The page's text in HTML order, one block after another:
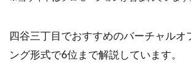
四谷三丁目でおすすめのバーチャルオ
ング形式で6位まで解説しています。